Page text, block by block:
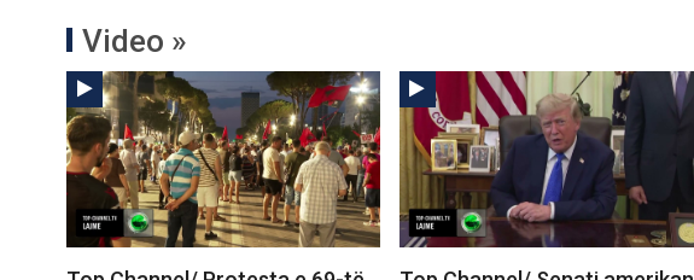
Video »